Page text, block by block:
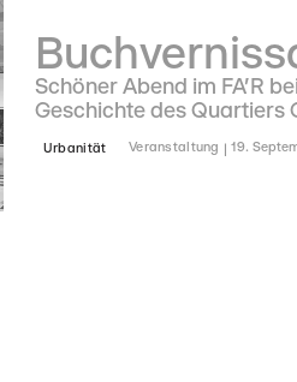
Schöner Abend im FA'R
Geschichte des Quartiers
Urbanität Veranstaltung 19.